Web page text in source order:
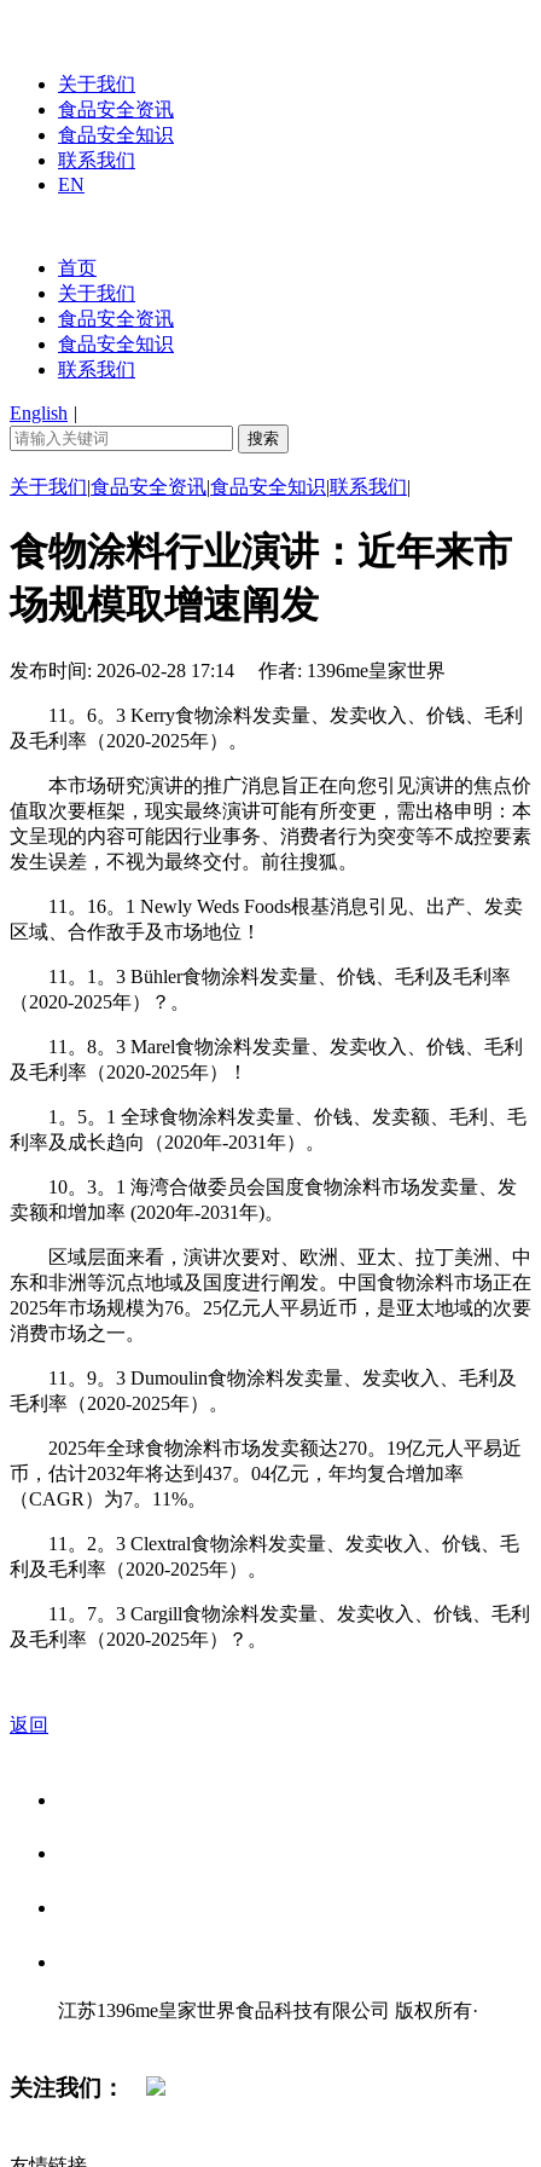
关于我们
食品安全资讯
食品安全知识
联系我们
EN
首页
关于我们
食品安全资讯
食品安全知识
联系我们
English |
关于我们|食品安全资讯|食品安全知识|联系我们|
食物涂料行业演讲：近年来市
场规模取增速阐发
发布时间: 2026-02-28 17:14 作者: 1396me皇家世界
11。6。3 Kerry食物涂料发卖量、发卖收入、价钱、毛利
及毛利率（2020-2025年）。
本市场研究演讲的推广消息旨正在向您引见演讲的焦点价
值取次要框架，现实最终演讲可能有所变更，需出格申明：本
文呈现的内容可能因行业事务、消费者行为突变等不成控要素
发生误差，不视为最终交付。前往搜狐。
11。16。1 Newly Weds Foods根基消息引见、出产、发卖
区域、合作敌手及市场地位！
11。1。3 Bühler食物涂料发卖量、价钱、毛利及毛利率
（2020-2025年）？。
11。8。3 Marel食物涂料发卖量、发卖收入、价钱、毛利
及毛利率（2020-2025年）！
1。5。1 全球食物涂料发卖量、价钱、发卖额、毛利、毛
利率及成长趋向（2020年-2031年）。
10。3。1 海湾合做委员会国度食物涂料市场发卖量、发
卖额和增加率 (2020年-2031年)。
区域层面来看，演讲次要对、欧洲、亚太、拉丁美洲、中
东和非洲等沉点地域及国度进行阐发。中国食物涂料市场正在
2025年市场规模为76。25亿元人平易近币，是亚太地域的次要
消费市场之一。
11。9。3 Dumoulin食物涂料发卖量、发卖收入、毛利及
毛利率（2020-2025年）。
2025年全球食物涂料市场发卖额达270。19亿元人平易近
币，估计2032年将达到437。04亿元，年均复合增加率
（CAGR）为7。11%。
11。2。3 Clextral食物涂料发卖量、发卖收入、价钱、毛
利及毛利率（2020-2025年）。
11。7。3 Cargill食物涂料发卖量、发卖收入、价钱、毛利
及毛利率（2020-2025年）？。
返回
江苏1396me皇家世界食品科技有限公司 版权所有·
关注我们：